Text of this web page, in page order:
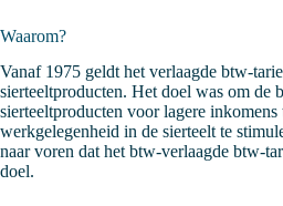
Waarom?
Vanaf 1975 geldt het verlaagde btw-
sierteeltproducten. Het doel was om de
sierteeltproducten voor lagere inkomens
werkgelegenheid in de sierteelt te
naar voren dat het btw-verlaagde btw-
doel.